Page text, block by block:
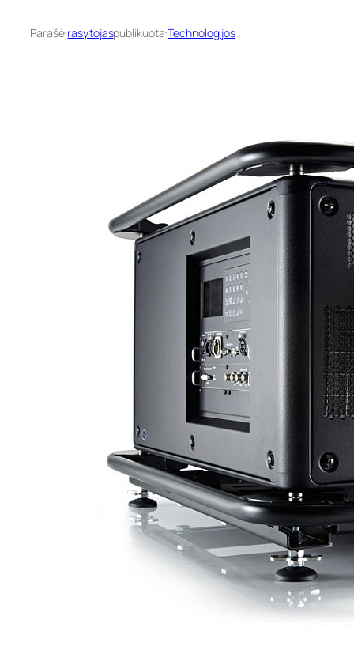
Parašė:rasytojaspublikuota:Technologijos